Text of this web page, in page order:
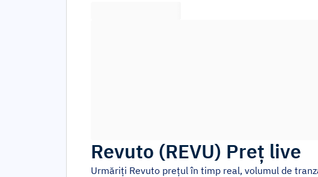
Revuto (REVU) Preț live
Urmăriți Revuto prețul în timp real, volumul de